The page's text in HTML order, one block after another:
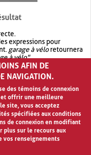
expressions pour
garage à véloretournera
à vélo".
avec OR.garage OR vélo
quegarage à vélo
AFIN DE
NAVIGATION.
des témoins de connexion
offrir une meilleure
site, vous acceptez
spécifiées aux conditions
de connexion en modifiant
plus sur le recours aux
vos renseignements